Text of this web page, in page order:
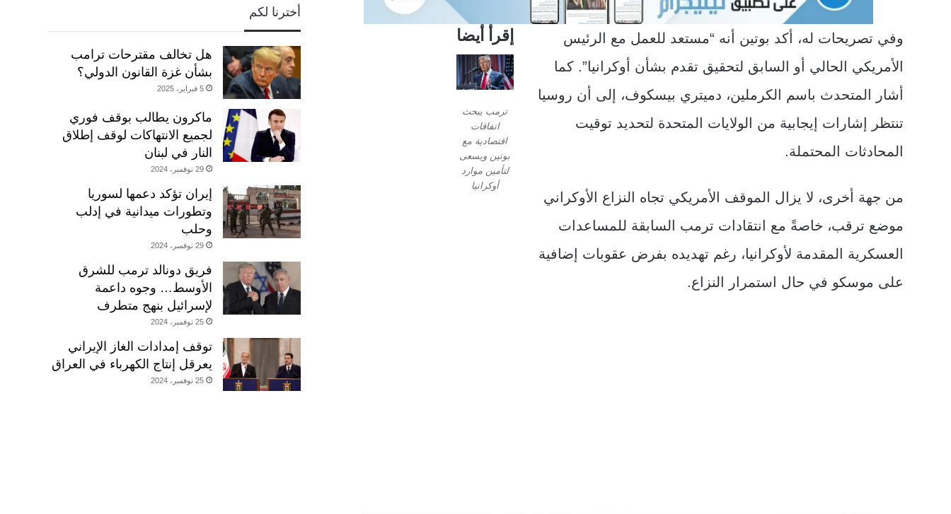
وفي تصريحات له، أكد بوتين أنه “مستعد للعمل مع الرئيس
الأمريكي الحالي أو السابق لتحقيق تقدم بشأن أوكرانيا”. كما
أشار المتحدث باسم الكرملين، دميتري بيسكوف، إلى أن روسيا
تنتظر إشارات إيجابية من الولايات المتحدة لتحديد توقيت
المحادثات المحتملة.
من جهة أخرى، لا يزال الموقف الأمريكي تجاه النزاع الأوكراني
موضع ترقب، خاصةً مع انتقادات ترمب السابقة للمساعدات
العسكرية المقدمة لأوكرانيا، رغم تهديده بفرض عقوبات إضافية
على موسكو في حال استمرار النزاع.
إقرأ أيضا
ترمب يبحث
اتفاقات
اقتصادية مع
بوتين ويسعى
لتأمين موارد
أوكرانيا
أخترنا لكم
هل تخالف مقترحات ترامب
بشأن غزة القانون الدولي؟
5 فبراير، 2025
ماكرون يطالب بوقف فوري
لجميع الانتهاكات لوقف إطلاق
النار في لبنان
29 نوفمبر، 2024
إيران تؤكد دعمها لسوريا
وتطورات ميدانية في إدلب
وحلب
29 نوفمبر، 2024
فريق دونالد ترمب للشرق
الأوسط… وجوه داعمة
لإسرائيل بنهج متطرف
25 نوفمبر، 2024
توقف إمدادات الغاز الإيراني
يعرقل إنتاج الكهرباء في العراق
25 نوفمبر، 2024